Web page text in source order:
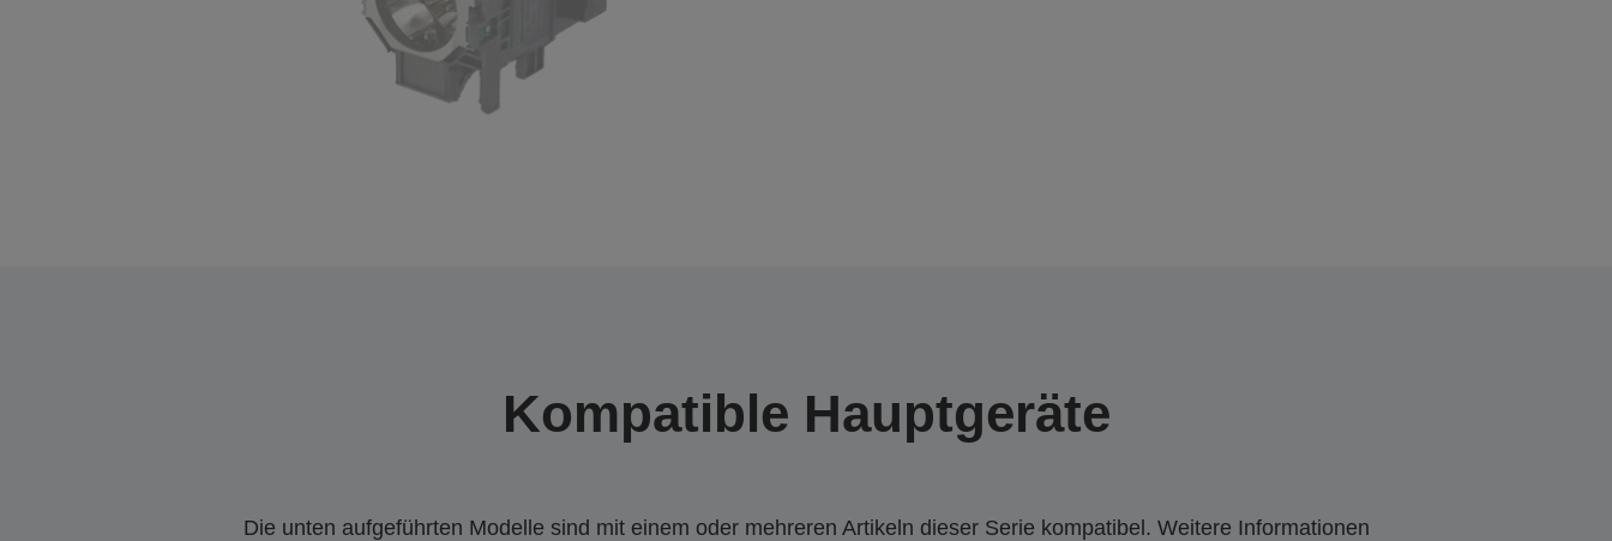
Kompatible Hauptgeräte
Die unten aufgeführten Modelle sind mit einem oder mehreren Artikeln dieser Serie kompatibel. Weitere Informationen